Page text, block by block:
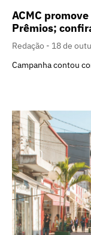
ACMC
Prêmios;
Redação
18 de
Campanha contou